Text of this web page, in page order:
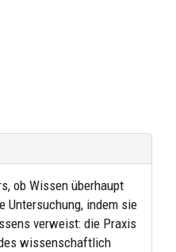
ob Wissen überhaupt
Untersuchung, indem sie
verweist: die Praxis
wissenschaftlich